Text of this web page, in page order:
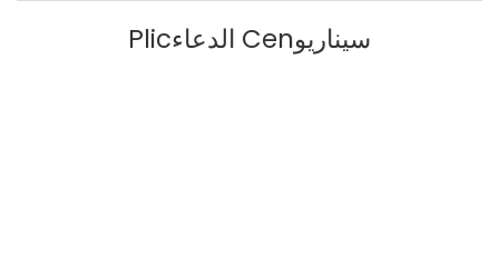
Plicالدعاء Cenسيناريو